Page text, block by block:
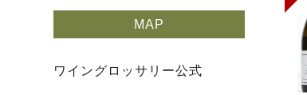
MAP
ワイングロッサリー公式